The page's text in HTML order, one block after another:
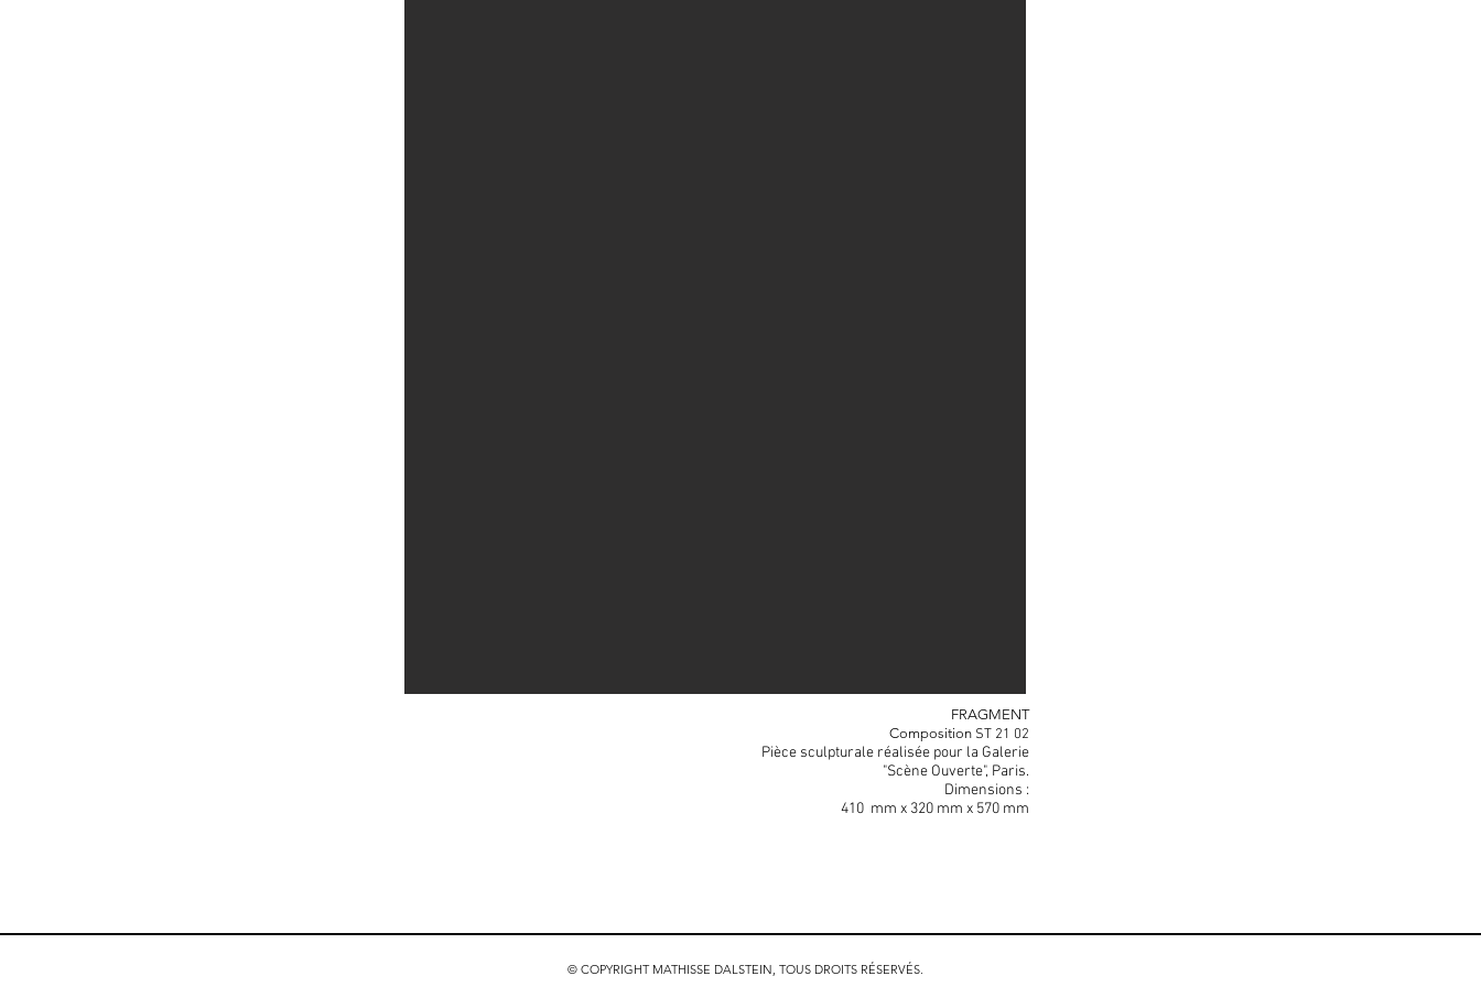
FRAGMENT
Composition ST 21 02
Pièce sculpturale réalisée pour la Galerie
"Scène Ouverte", Paris.
Dimensions :
410 mm x 320 mm x 570 mm
© COPYRIGHT MATHISSE DALSTEIN, TOUS DROITS RÉSERVÉS.